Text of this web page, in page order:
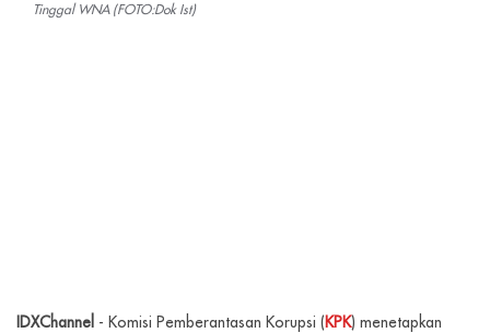
Tinggal WNA (FOTO:Dok Ist)
IDXChannel - Komisi Pemberantasan Korupsi (KPK) menetapkan